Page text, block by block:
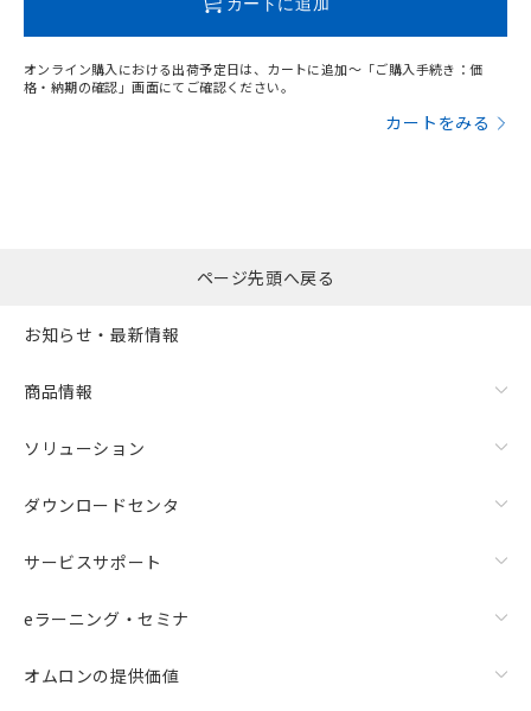
オンライン購入における出荷予定日は、カートに追加～「ご購入手続き：価
格・納期の確認」画面にてご確認ください。
カートをみる
ページ先頭へ戻る
お知らせ・最新情報
商品情報
ソリューション
ダウンロードセンタ
サービスサポート
eラーニング・セミナ
オムロンの提供価値